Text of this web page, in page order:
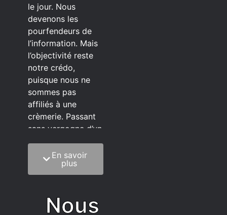
le jour. Nous
devenons les
pourfendeurs de
l’information. Mais
l’objectivité reste
notre crédo,
puisque nous ne
sommes pas
affiliés à une
crèmerie. Passant
sans vergogne d’un
C’est quoi notre
méthode?
sagesse de la
En savoir
plus
Nous